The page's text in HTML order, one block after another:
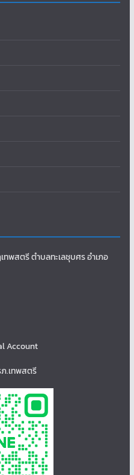
ทพสตรี ตำบลทะเลชุบศร อำเภอ
Account
.เทพสตรี